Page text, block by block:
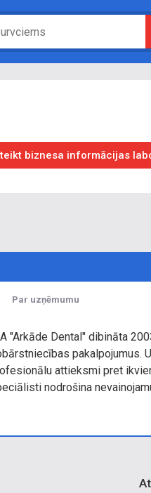
biznesa informācijas
Par uzņēmumu
"Arkāde Dental" dibināta
pakalpojumus.
attieksmi pret
nodrošina